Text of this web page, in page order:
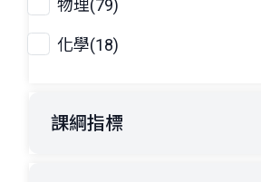
物理(79)
化學(18)
課綱指標